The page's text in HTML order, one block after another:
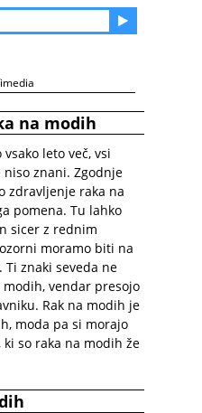
na modih
leto več, vsi
znani. Zgodnje
zdravljenje raka na
pomena. Tu lahko
sicer z rednim
moramo biti na
znaki seveda ne
vendar presojo
Rak na modih je
moda pa si morajo
so raka na modih že